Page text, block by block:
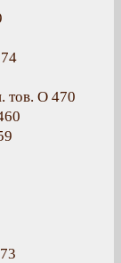
тов. О 470